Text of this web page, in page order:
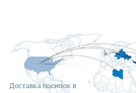
Доставка посилок в